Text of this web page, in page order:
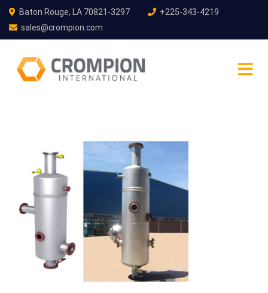
Baton Rouge, LA 70821-3297
+225-343-4219
sales@crompion.com